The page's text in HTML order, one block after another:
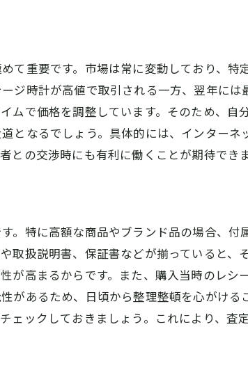
て重要です。市場は常に変動しており、特
ジ時計が高値で取引される一方、翌年には
ムで価格を調整しています。そのため、自
となるでしょう。具体的には、インターネ
の交渉時にも有利に働くことが期待できま
。特に高額な商品やブランド品の場合、付
取扱説明書、保証書などが揃っていると、
が高まるからです。また、購入当時のレシ
があるため、日頃から整理整頓を心がける
ェックしておきましょう。これにより、査